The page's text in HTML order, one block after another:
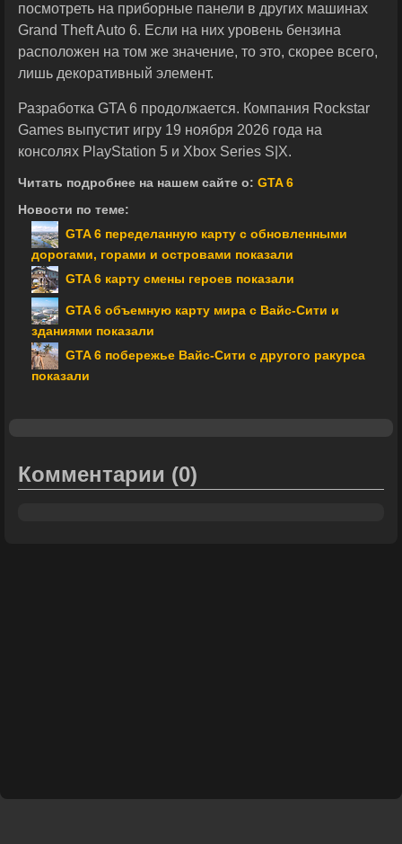
посмотреть на приборные панели в других машинах
Grand Theft Auto 6. Если на них уровень бензина
расположен на том же значение, то это, скорее всего,
лишь декоративный элемент.
Разработка GTA 6 продолжается. Компания Rockstar
Games выпустит игру 19 ноября 2026 года на
консолях PlayStation 5 и Xbox Series S|X.
Читать подробнее на нашем сайте о: GTA 6
Новости по теме:
GTA 6 переделанную карту с обновленными
дорогами, горами и островами показали
GTA 6 карту смены героев показали
GTA 6 объемную карту мира с Вайс-Сити и
зданиями показали
GTA 6 побережье Вайс-Сити с другого ракурса
показали
Комментарии (0)